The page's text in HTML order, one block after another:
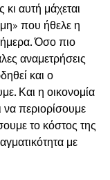
αυτή μάχεται
που ήθελε η
Όσο πιο
αναμετρήσεις
και ο
Και η οικονομία
περιορίσουμε
το κόστος της
με